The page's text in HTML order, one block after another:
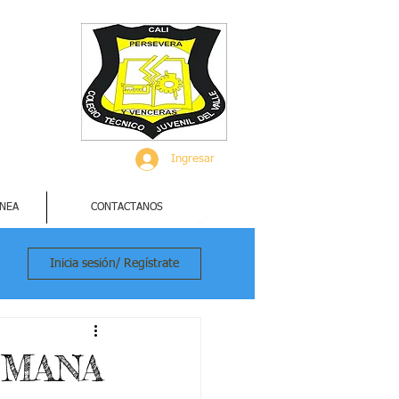
Ingresar
CONTACTANOS
Inicia sesión/ Regístrate